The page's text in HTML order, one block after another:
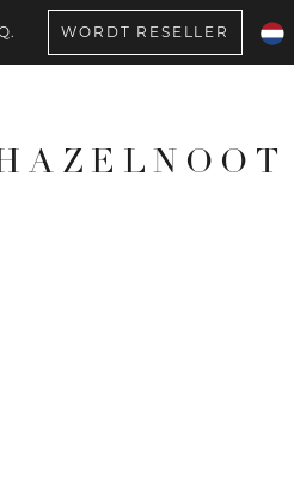
WORDT RESELLER